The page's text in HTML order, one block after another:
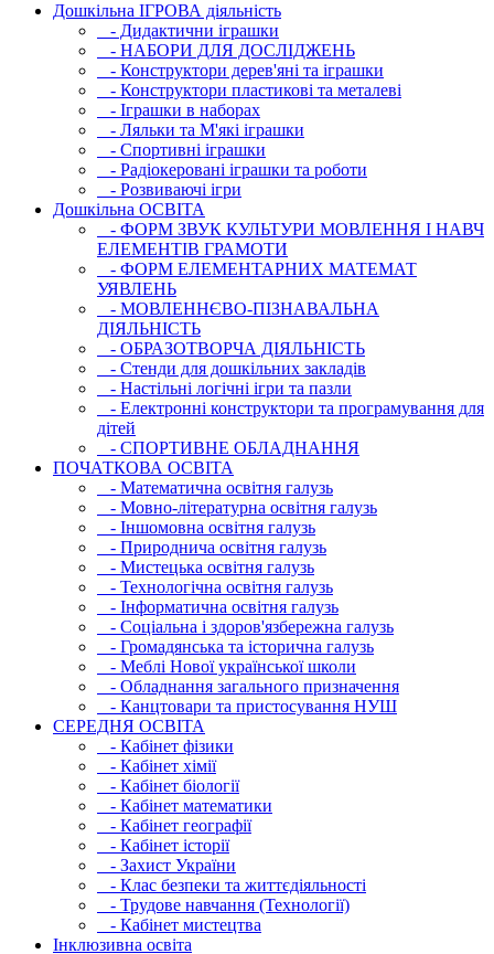
Дошкільна ІГРОВА діяльність
- Дидактични іграшки
- НАБОРИ ДЛЯ ДОСЛІДЖЕНЬ
- Конструктори дерев'яні та іграшки
- Конструктори пластикові та металеві
- Іграшки в наборах
- Ляльки та М'які іграшки
- Спортивні іграшки
- Радіокеровані іграшки та роботи
- Розвиваючі ігри
Дошкільна ОСВIТА
- ФОРМ ЗВУК КУЛЬТУРИ МОВЛЕННЯ І НАВЧ
ЕЛЕМЕНТІВ ГРАМОТИ
- ФОРМ ЕЛЕМЕНТАРНИХ МАТЕМАТ
УЯВЛЕНЬ
- МОВЛЕННЄВО-ПІЗНАВАЛЬНА
ДІЯЛЬНІСТЬ
- ОБРАЗОТВОРЧА ДІЯЛЬНІСТЬ
- Стенди для дошкільних закладів
- Настільні логічні ігри та пазли
- Електронні конструктори та програмування для
дітей
- СПОРТИВНЕ ОБЛАДНАННЯ
ПОЧАТКОВА ОСВIТА
- Математична освітня галузь
- Мовно-літературна освітня галузь
- Iншомовна освітня галузь
- Природнича освітня галузь
- Мистецька освітня галузь
- Технологічна освітня галузь
- Інфopматична освітня галузь
- Соціальна і здоров'язбережна галузь
- Громадянська та історична галузь
- Меблі Нової української школи
- Обладнання загального призначення
- Канцтовари та пристосування НУШ
СЕРЕДНЯ ОСВIТА
- Кабінет фізики
- Кабінет хімії
- Кабінет біології
- Кабінет математики
- Кабінет географії
- Кабінет історії
- Захист України
- Клас безпеки та життєдіяльності
- Трудове навчання (Технології)
- Кабінет мистецтва
Інклюзивна освіта